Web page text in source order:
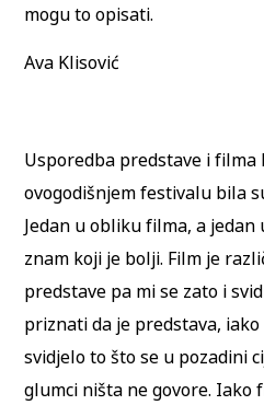
mogu to opisati.
Ava Klisović
Usporedba predstave i
ovogodišnjem festivalu bila
Jedan u obliku filma, a
znam koji je bolji. Film je
predstave pa mi se zato i
priznati da je predstava,
svidjelo to što se u pozadini
glumci ništa ne govore. Iako